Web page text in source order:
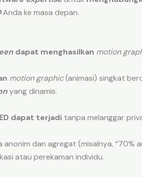
Anda ke masa depan.
dapat menghasilkan motion
motion graphic(animasi) singkat
yang dinamis.
dapat terjadi tanpa melanggar
dan agregat (misalnya, “70%
atau perekaman individu.